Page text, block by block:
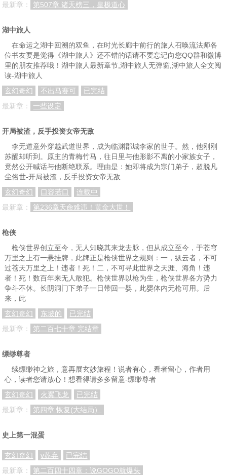
最新章：
第507章 诸天榜三，皇极道心
湖中旅人
在命运之湖中回溯的双鱼，在时光长廊中前行的旅人召唤流法师各
位书友要是觉得《湖中旅人》还不错的话请不要忘记向您QQ群和微博
里的朋友推荐哦！湖中旅人最新章节,湖中旅人无弹窗,湖中旅人全文阅
读-湖中旅人
玄幻奇幻
不出马赛可
已完结
最新章：
一些设定
开局被渣，反手投资女帝无敌
李无道意外穿越武道世界，成为临渊郡城李家的世子。然，他刚刚
苏醒却听到。原主的青梅竹马，往日里与他形影不离的小家族女子，
竟然公开喊话与他断绝联系。理由是：她即将成为宗门弟子，超脱凡
尘俗世-开局被渣，反手投资女帝无敌
玄幻奇幻
口容若口
连载中
最新章：
第236章天命难违！黄金大世！
枪侠
枪侠世界创立至今，无人知晓其来龙去脉，但从成立至今，于苍穹
万里之上有一悬挂牌，此牌正是枪侠世界之规则：一，纵云者，不可
过苍天万里之上！违者！死！二，不可寻此世界之天涯、海角！违
者！死！数百年来无人敢犯。枪侠世界以枪为生，枪侠世界各方势力
争斗不休。长阴洞门下弟子一日带回一婴，此婴体内无枪可用。后
来，此
玄幻奇幻
东坡的
已完结
最新章：
第二百七十章 完结章
缥缈尊者
续缥缈神之旅，意再展玄妙旅程！说者有心，看者留心，作者用
心，读者您请放心！想看得请多多留意-缥缈尊者
玄幻奇幻
火翼飞龙
已完结
最新章：
第四章 恢复(大结局）
史上第一混蛋
玄幻奇幻 v苏弃
已完结
最新章：
第二百四十四章：说GOGO就爆头